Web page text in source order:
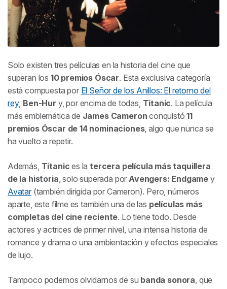
Solo existen tres películas en la historia del cine que
superan los 10 premios Óscar. Esta exclusiva categoría
está compuesta por El Señor de los Anillos: El retorno del
rey, Ben-Hur y, por encima de todas, Titanic. La película
más emblemática de James Cameron conquistó11
premios Óscar de 14 nominaciones, algo que nunca se
ha vuelto a repetir.
Además, Titanic es latercera película más taquillera
de la historia, solo superada porAvengers: Endgame y
Avatar(también dirigida por Cameron). Pero, números
aparte, este filme es también una de las películas más
completas del cine reciente. Lo tiene todo. Desde
actores y actrices de primer nivel, una intensa historia de
romance y drama o una ambientación y efectos especiales
de lujo.
Tampoco podemos olvidarnos de su banda sonora, que